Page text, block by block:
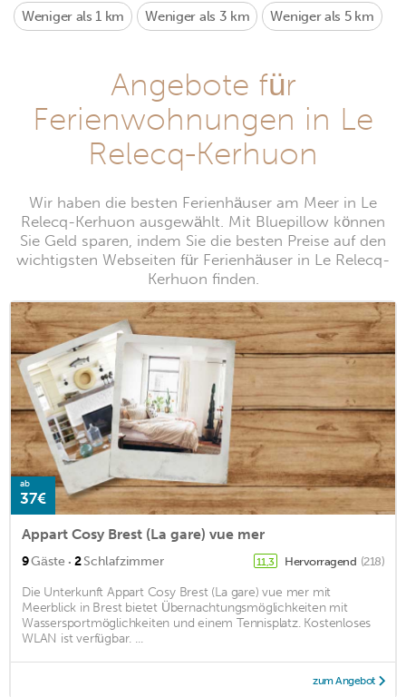
Weniger als 1 km Weniger als 3 km Weniger als 5 km
Angebote für
Ferienwohnungen in Le
Relecq-Kerhuon
Wir haben die besten Ferienhäuser am Meer in Le
Relecq-Kerhuon ausgewählt. Mit Bluepillow können
Sie Geld sparen, indem Sie die besten Preise auf den
wichtigsten Webseiten für Ferienhäuser in Le Relecq-
Kerhuon finden.
ab
37€
Appart Cosy Brest (La gare) vue mer
9Gäste · 2Schlafzimmer 11,3 Hervorragend (218)
Die Unterkunft Appart Cosy Brest (La gare) vue mer mit
Meerblick in Brest bietet Übernachtungsmöglichkeiten mit
Wassersportmöglichkeiten und einem Tennisplatz. Kostenloses
WLAN ist verfügbar. ...
zum Angebot